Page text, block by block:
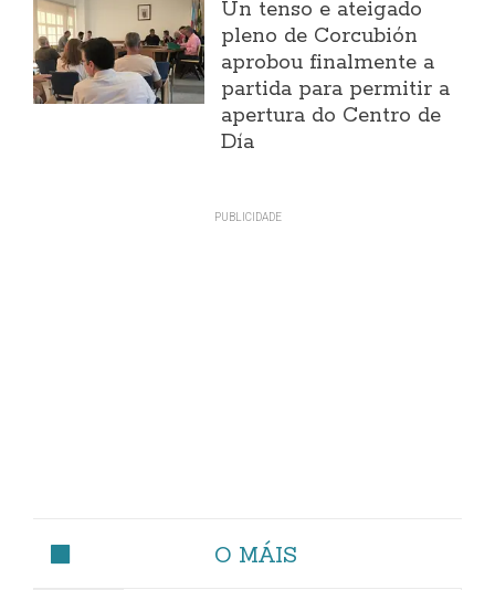
Un tenso e ateigado
pleno de Corcubión
aprobou finalmente a
partida para permitir a
apertura do Centro de
Día
O MÁIS